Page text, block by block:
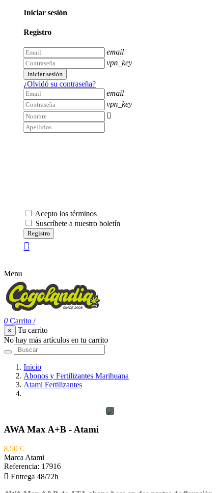
Iniciar sesión
Registro
email
vpn_key
Iniciar sesión
¿Olvidó su contraseña?
email
vpn_key

Acepto los términos
Suscríbete a nuestro boletín
Registro
Menu
0 Carrito /
×
Tu carrito
No hay más artículos en tu carrito
Inicio
Abonos y Fertilizantes Marihuana
Atami Fertilizantes
AWA Max A+B - Atami
8,50 €
Marca Atami
Referencia: 17916
 Entrega 48/72h